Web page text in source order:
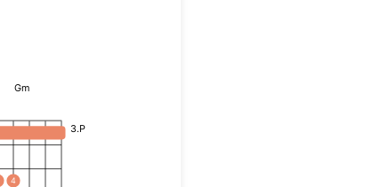
Gm
3.P
4